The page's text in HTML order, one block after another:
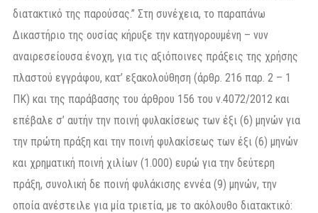
διατακτικό της παρούσας.” Στη συνέχεια, το παραπάνω
Δικαστήριο της ουσίας κήρυξε την κατηγορουμένη – νυν
αναιρεσείουσα ένοχη, για τις αξιόποινες πράξεις της χρήσης
πλαστού εγγράφου, κατ’ εξακολούθηση (άρθρ. 216 παρ. 2 – 1
ΠΚ) και της παράβασης του άρθρου 156 του ν.4072/2012 και
επέβαλε σ’ αυτήν την ποινή φυλακίσεως των έξι (6) μηνών για
την πρώτη πράξη και την ποινή φυλακίσεως των έξι (6) μηνών
και χρηματική ποινή χιλίων (1.000) ευρώ για την δεύτερη
πράξη, συνολική δε ποινή φυλάκισης εννέα (9) μηνών, την
οποία ανέστειλε για μία τριετία, με το ακόλουθο διατακτικό: